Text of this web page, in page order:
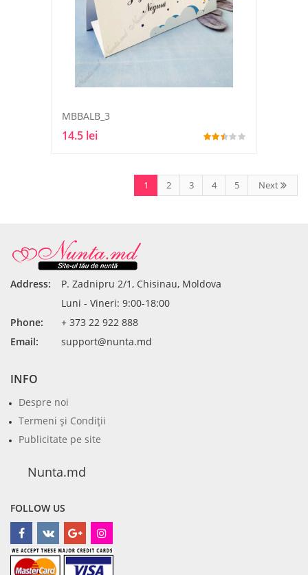
MBBALB_3
14.5 lei
1 2 3 4 5 Next
Address:
P. Zadnipru 2/1, Chisinau, Moldova
Luni - Vineri: 9:00-18:00
Phone:
+ 373 22 922 888
Email:
support@nunta.md
INFO
Despre noi
Termeni şi Condiţii
Publicitate pe site
Nunta.md
FOLLOW US